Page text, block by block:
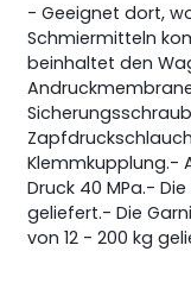
- Geeignet dort,
Schmiermitteln
beinhaltet den
Klemmkupplung.-
Druck 40 MPa.-
geliefert.- Die
von 12 - 200 kg